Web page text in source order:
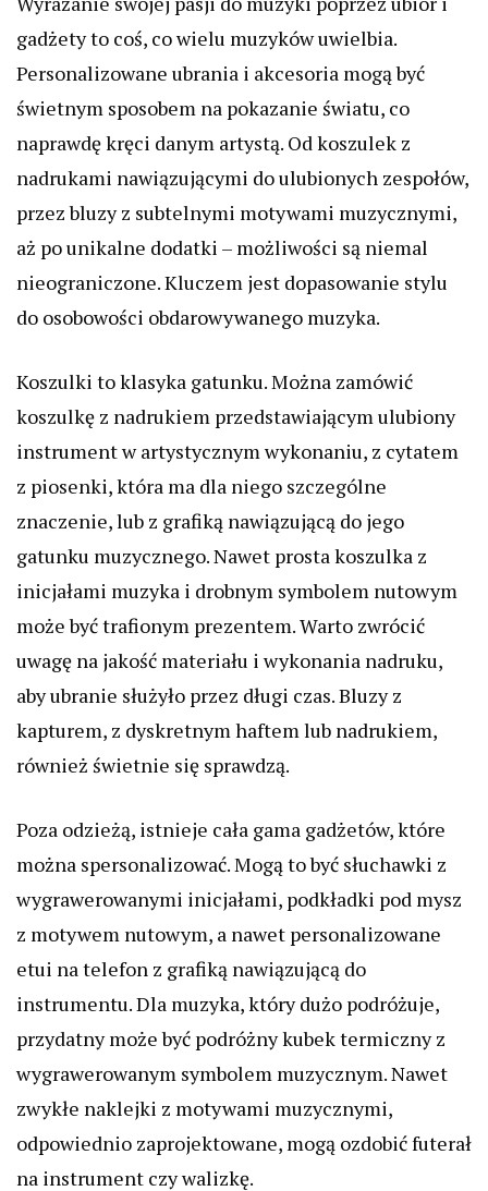
gadżety to coś, co wielu muzyków uwielbia.
Personalizowane ubrania i akcesoria mogą być
świetnym sposobem na pokazanie światu, co
naprawdę kręci danym artystą. Od koszulek z
nadrukami nawiązującymi do ulubionych zespołów,
przez bluzy z subtelnymi motywami muzycznymi,
aż po unikalne dodatki – możliwości są niemal
nieograniczone. Kluczem jest dopasowanie stylu
do osobowości obdarowywanego muzyka.
Koszulki to klasyka gatunku. Można zamówić
koszulkę z nadrukiem przedstawiającym ulubiony
instrument w artystycznym wykonaniu, z cytatem
z piosenki, która ma dla niego szczególne
znaczenie, lub z grafiką nawiązującą do jego
gatunku muzycznego. Nawet prosta koszulka z
inicjałami muzyka i drobnym symbolem nutowym
może być trafionym prezentem. Warto zwrócić
uwagę na jakość materiału i wykonania nadruku,
aby ubranie służyło przez długi czas. Bluzy z
kapturem, z dyskretnym haftem lub nadrukiem,
również świetnie się sprawdzą.
Poza odzieżą, istnieje cała gama gadżetów, które
można spersonalizować. Mogą to być słuchawki z
wygrawerowanymi inicjałami, podkładki pod mysz
z motywem nutowym, a nawet personalizowane
etui na telefon z grafiką nawiązującą do
instrumentu. Dla muzyka, który dużo podróżuje,
przydatny może być podróżny kubek termiczny z
wygrawerowanym symbolem muzycznym. Nawet
zwykłe naklejki z motywami muzycznymi,
odpowiednio zaprojektowane, mogą ozdobić futerał
na instrument czy walizkę.